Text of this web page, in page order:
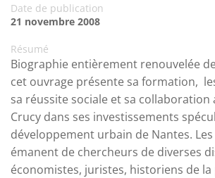
Date de publication
21 novembre 2008
Résumé
Biographie entièrement renouvelée de
cet ouvrage présente sa formation,
sa réussite sociale et sa collaboration
Crucy dans ses investissements
développement urbain de Nantes.
émanent de chercheurs de diverses
économistes, juristes, historiens de la